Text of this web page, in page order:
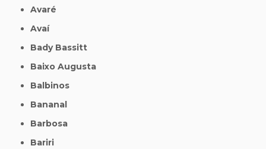
Avaré
Avaí
Bady Bassitt
Baixo Augusta
Balbinos
Bananal
Barbosa
Bariri